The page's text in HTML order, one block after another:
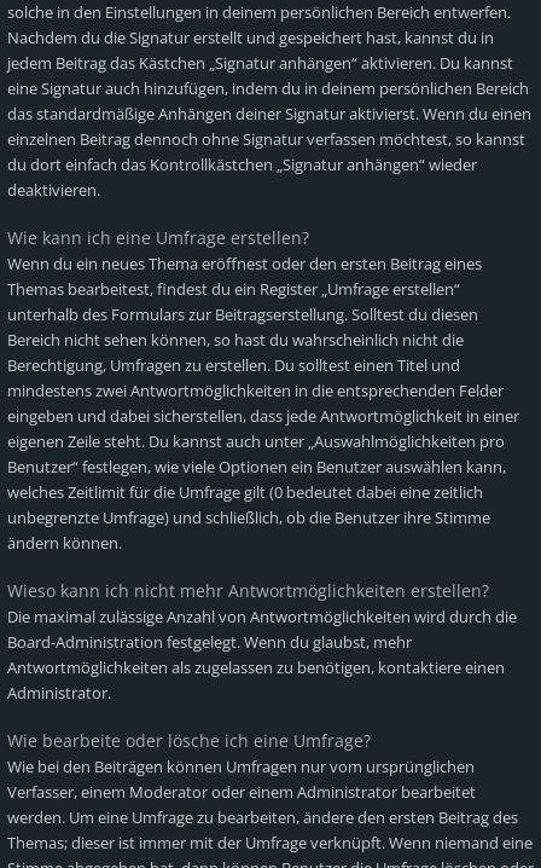
solche in den Einstellungen in deinem persönlichen Bereich entwerfen.
Nachdem du die Signatur erstellt und gespeichert hast, kannst du in
jedem Beitrag das Kästchen „Signatur anhängen“ aktivieren. Du kannst
eine Signatur auch hinzufügen, indem du in deinem persönlichen Bereich
das standardmäßige Anhängen deiner Signatur aktivierst. Wenn du einen
einzelnen Beitrag dennoch ohne Signatur verfassen möchtest, so kannst
du dort einfach das Kontrollkästchen „Signatur anhängen“ wieder
deaktivieren.
Wie kann ich eine Umfrage erstellen?
Wenn du ein neues Thema eröffnest oder den ersten Beitrag eines
Themas bearbeitest, findest du ein Register „Umfrage erstellen“
unterhalb des Formulars zur Beitragserstellung. Solltest du diesen
Bereich nicht sehen können, so hast du wahrscheinlich nicht die
Berechtigung, Umfragen zu erstellen. Du solltest einen Titel und
mindestens zwei Antwortmöglichkeiten in die entsprechenden Felder
eingeben und dabei sicherstellen, dass jede Antwortmöglichkeit in einer
eigenen Zeile steht. Du kannst auch unter „Auswahlmöglichkeiten pro
Benutzer“ festlegen, wie viele Optionen ein Benutzer auswählen kann,
welches Zeitlimit für die Umfrage gilt (0 bedeutet dabei eine zeitlich
unbegrenzte Umfrage) und schließlich, ob die Benutzer ihre Stimme
ändern können.
Wieso kann ich nicht mehr Antwortmöglichkeiten erstellen?
Die maximal zulässige Anzahl von Antwortmöglichkeiten wird durch die
Board-Administration festgelegt. Wenn du glaubst, mehr
Antwortmöglichkeiten als zugelassen zu benötigen, kontaktiere einen
Administrator.
Wie bearbeite oder lösche ich eine Umfrage?
Wie bei den Beiträgen können Umfragen nur vom ursprünglichen
Verfasser, einem Moderator oder einem Administrator bearbeitet
werden. Um eine Umfrage zu bearbeiten, ändere den ersten Beitrag des
Themas; dieser ist immer mit der Umfrage verknüpft. Wenn niemand eine